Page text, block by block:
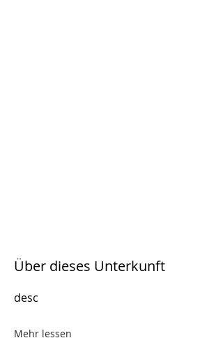
Über dieses Unterkunft
desc
Mehr lessen